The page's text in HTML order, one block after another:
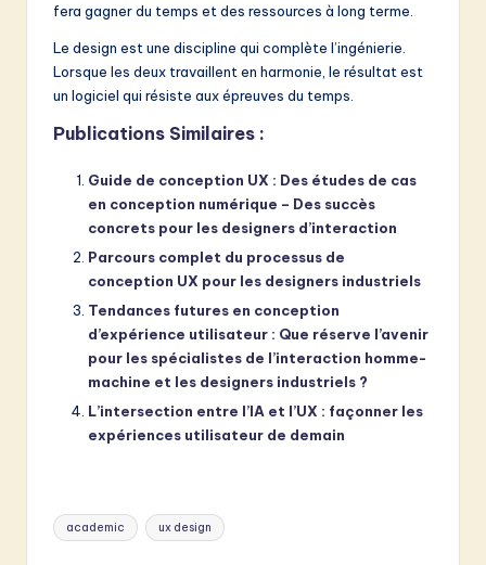
fera gagner du temps et des ressources à long terme.
Le design est une discipline qui complète l’ingénierie.
Lorsque les deux travaillent en harmonie, le résultat est
un logiciel qui résiste aux épreuves du temps.
Publications Similaires :
Guide de conception UX : Des études de cas
en conception numérique – Des succès
concrets pour les designers d’interaction
Parcours complet du processus de
conception UX pour les designers industriels
Tendances futures en conception
d’expérience utilisateur : Que réserve l’avenir
pour les spécialistes de l’interaction homme-
machine et les designers industriels ?
L’intersection entre l’IA et l’UX : façonner les
expériences utilisateur de demain
Tags:
academic ux design